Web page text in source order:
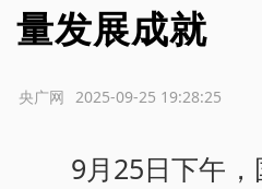
量发展成就
2025-09-25 19:28:25
央广网
9月25日下午